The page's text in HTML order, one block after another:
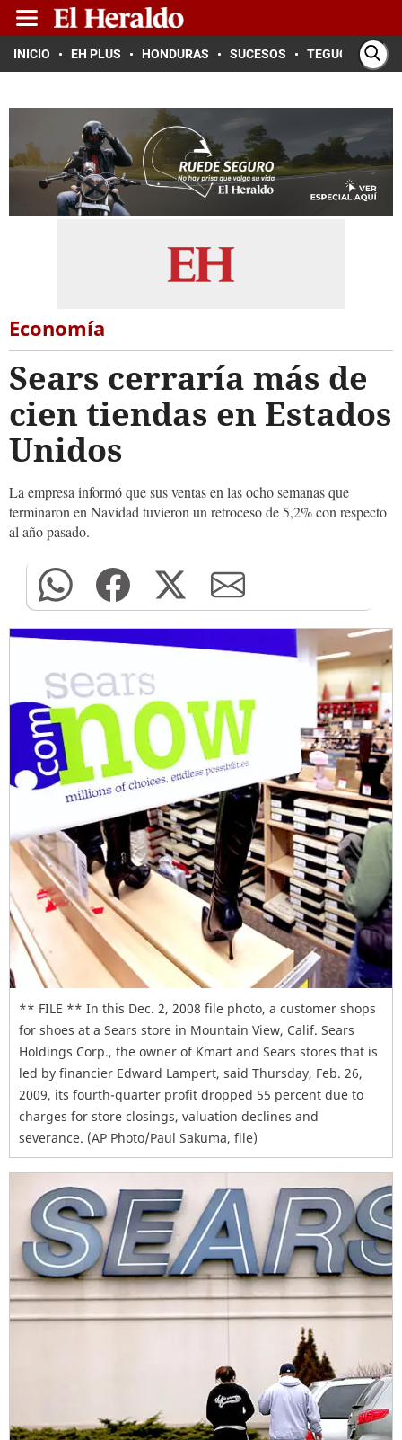
INICIO EH PLUS HONDURAS SUCESOS TEGUCIGALPA
Economía
Sears cerraría más de
cien tiendas en Estados
Unidos
La empresa informó que sus ventas en las ocho semanas que
terminaron en Navidad tuvieron un retroceso de 5,2% con respecto
al año pasado.
** FILE ** In this Dec. 2, 2008 file photo, a customer shops
for shoes at a Sears store in Mountain View, Calif. Sears
Holdings Corp., the owner of Kmart and Sears stores that is
led by financier Edward Lampert, said Thursday, Feb. 26,
2009, its fourth-quarter profit dropped 55 percent due to
charges for store closings, valuation declines and
severance. (AP Photo/Paul Sakuma, file)